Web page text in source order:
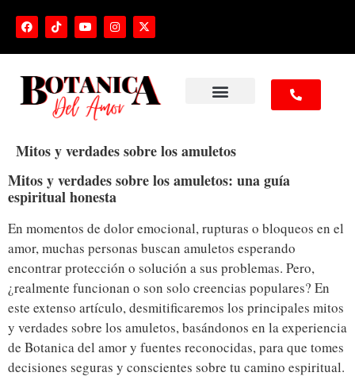
Mitos y verdades sobre los amuletos
Mitos y verdades sobre los amuletos: una guía
espiritual honesta
En momentos de dolor emocional, rupturas o bloqueos en el
amor, muchas personas buscan amuletos esperando
encontrar protección o solución a sus problemas. Pero,
¿realmente funcionan o son solo creencias populares? En
este extenso artículo, desmitificaremos los principales mitos
y verdades sobre los amuletos, basándonos en la experiencia
de Botanica del amor y fuentes reconocidas, para que tomes
decisiones seguras y conscientes sobre tu camino espiritual.